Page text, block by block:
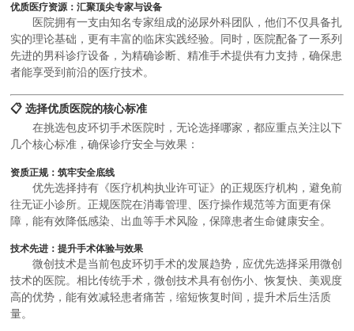
优质医疗资源：汇聚顶尖专家与设备
医院拥有一支由知名专家组成的泌尿外科团队，他们不仅具备扎
实的理论基础，更有丰富的临床实践经验。同时，医院配备了一系列
先进的男科诊疗设备，为精确诊断、精准手术提供有力支持，确保患
者能享受到前沿的医疗技术。
📋 选择优质医院的核心标准
在挑选包皮环切手术医院时，无论选择哪家，都应重点关注以下
几个核心标准，确保诊疗安全与效果：
资质正规：筑牢安全底线
优先选择持有《医疗机构执业许可证》的正规医疗机构，避免前
往无证小诊所。正规医院在消毒管理、医疗操作规范等方面更有保
障，能有效降低感染、出血等手术风险，保障患者生命健康安全。
技术先进：提升手术体验与效果
微创技术是当前包皮环切手术的发展趋势，应优先选择采用微创
技术的医院。相比传统手术，微创技术具有创伤小、恢复快、美观度
高的优势，能有效减轻患者痛苦，缩短恢复时间，提升术后生活质
量。